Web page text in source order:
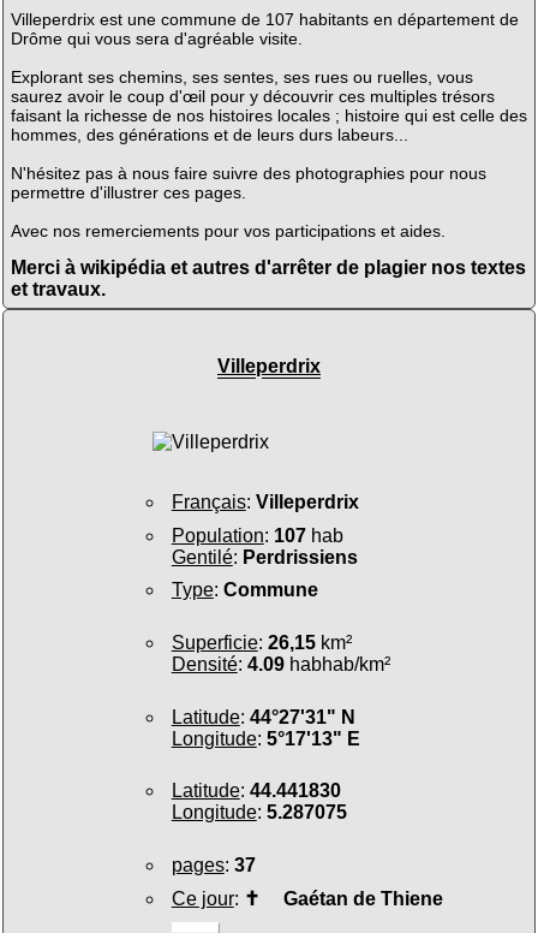
Villeperdrix est une commune de 107 habitants en département de
Drôme qui vous sera d'agréable visite.
Explorant ses chemins, ses sentes, ses rues ou ruelles, vous
saurez avoir le coup d'œil pour y découvrir ces multiples trésors
faisant la richesse de nos histoires locales ; histoire qui est celle des
hommes, des générations et de leurs durs labeurs...
N'hésitez pas à nous faire suivre des photographies pour nous
permettre d'illustrer ces pages.
Avec nos remerciements pour vos participations et aides.
Merci à wikipédia et autres d'arrêter de plagier nos textes
et travaux.
Villeperdrix
Français: Villeperdrix
Population: 107hab
Gentilé: Perdrissiens
Type: Commune
Superficie: 26,15km²
Densité: 4.09habhab/km²
Latitude: 44°27'31" N
Longitude: 5°17'13" E
Latitude: 44.441830
Longitude: 5.287075
pages: 37
Ce jour: ✝ Gaétan de Thiene